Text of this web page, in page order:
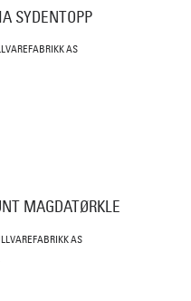
SYDENTOPP
AS
MAGDATØRKLE
AS